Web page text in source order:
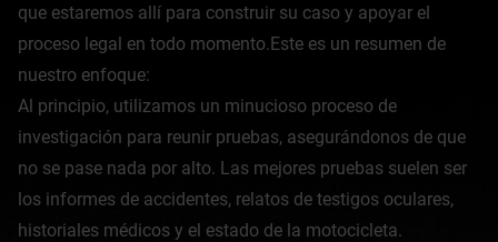
que estaremos allí para construir su caso y apoyar el
proceso legal en todo momento.Este es un resumen de
nuestro enfoque:
Al principio, utilizamos un minucioso proceso de
investigación para reunir pruebas, asegurándonos de que
no se pase nada por alto. Las mejores pruebas suelen ser
los informes de accidentes, relatos de testigos oculares,
historiales médicos y el estado de la motocicleta.